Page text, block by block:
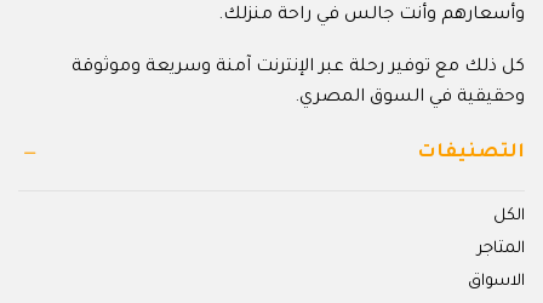
وأسعارهم وأنت جالس في راحة منزلك.
كل ذلك مع توفير رحلة عبر الإنترنت آمنة وسريعة وموثوقة
وحقيقية في السوق المصري.
التصنيفات
الكل
المتاجر
الاسواق